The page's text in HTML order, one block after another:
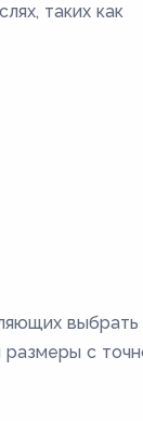
таких как
выбрать
размеры с